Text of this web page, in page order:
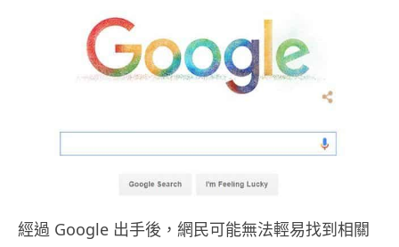
經過 Google 出手後，網民可能無法輕易找到相關